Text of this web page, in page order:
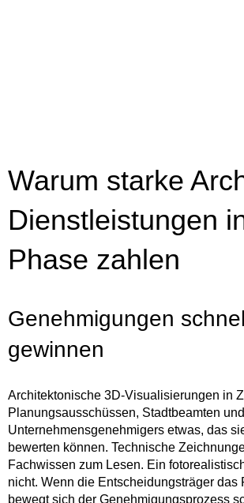
Warum starke
Dienstleistungen
Phase zahlen
Genehmigungen
gewinnen
Architektonische 3D-Visualisierungen in
Planungsausschüssen, Stadtbeamten und
Unternehmensgenehmigers etwas, das
bewerten können. Technische
Fachwissen zum Lesen. Ein
nicht. Wenn die Entscheidungsträger das
bewegt sich der Genehmigungsprozess